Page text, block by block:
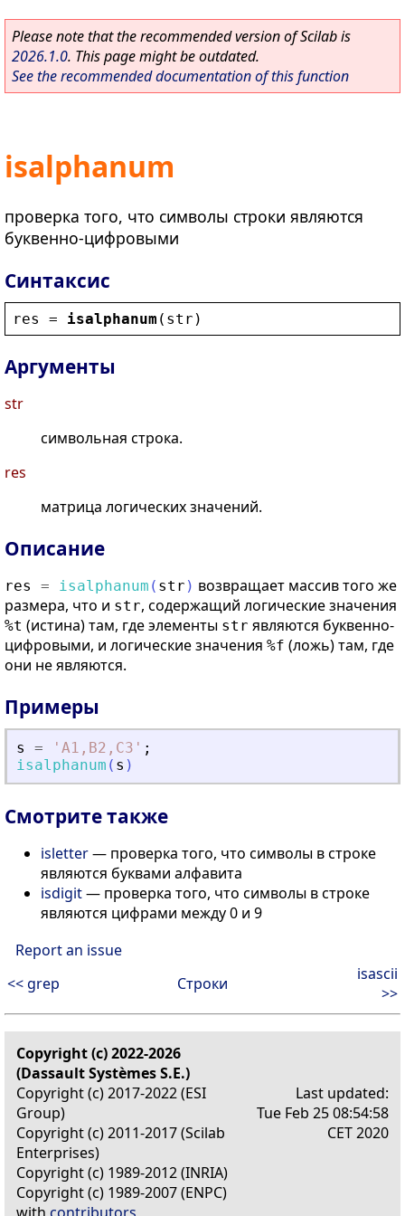
Please note that the recommended version of Scilab is
2026.1.0. This page might be outdated.
See the recommended documentation of this function
isalphanum
проверка того, что символы строки являются
буквенно-цифровыми
Синтаксис
res = isalphanum ( str )
Аргументы
str
символьная строка.
res
матрица логических значений.
Описание
res = isalphanum ( str ) возвращает массив того же
размера, что и str, содержащий логические значения
%t (истина) там, где элементы str являются буквенно-
цифровыми, и логические значения %f (ложь) там, где
они не являются.
Примеры
s = ' A1,B2,C3 ' ;
isalphanum ( s )
Смотрите также
isletter— проверка того, что символы в строке
являются буквами алфавита
isdigit— проверка того, что символы в строке
являются цифрами между 0 и 9
Report an issue
<< grep
Строки
isascii
>>
Copyright (c) 2022-2026
(Dassault Systèmes S.E.)
Copyright (c) 2017-2022 (ESI
Group)
Copyright (c) 2011-2017 (Scilab
Enterprises)
Copyright (c) 1989-2012 (INRIA)
Copyright (c) 1989-2007 (ENPC)
Last updated:
Tue Feb 25 08:54:58
CET 2020